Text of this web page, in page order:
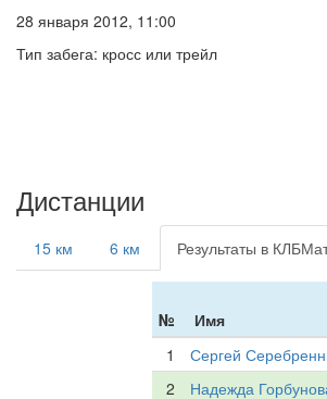
28 января 2012, 11:00
Тип забега: кросс или трейл
Дистанции
15 км 6 км Результаты в
№ Имя
1
Сергей
2
Надежда